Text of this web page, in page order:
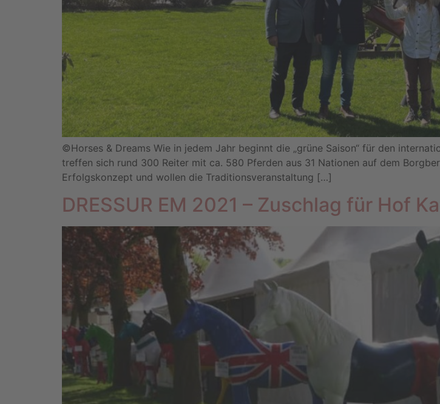
©Horses & Dreams Wie in jedem Jahr beginnt die „grüne Saison“ für den
treffen sich rund 300 Reiter mit ca. 580 Pferden aus 31 Nationen auf dem
Erfolgskonzept und wollen die Traditionsveranstaltung […]
DRESSUR EM 2021 – Zuschlag für Hof